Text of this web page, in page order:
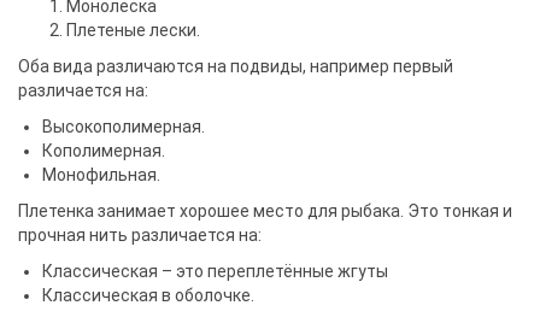
Монолеска
Плетеные лески.
Оба вида различаются на подвиды, например первый
различается на:
Высокополимерная.
Кополимерная.
Монофильная.
Плетенка занимает хорошее место для рыбака. Это тонкая и
прочная нить различается на:
Классическая – это переплетённые жгуты
Классическая в оболочке.